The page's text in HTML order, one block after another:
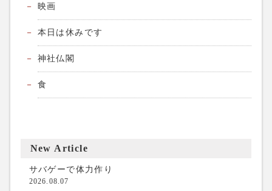
映画
本日は休みです
神社仏閣
食
New Article
サバゲーで体力作り
2026.08.07